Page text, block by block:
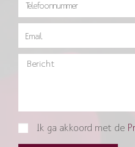
Ik ga akkoord met de